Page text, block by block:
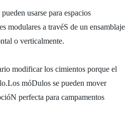
usarse para espacios
modulares a travéS de un ensamblaje
o verticalmente.
modificar los cimientos porque el
móDulos se pueden mover
perfecta para campamentos